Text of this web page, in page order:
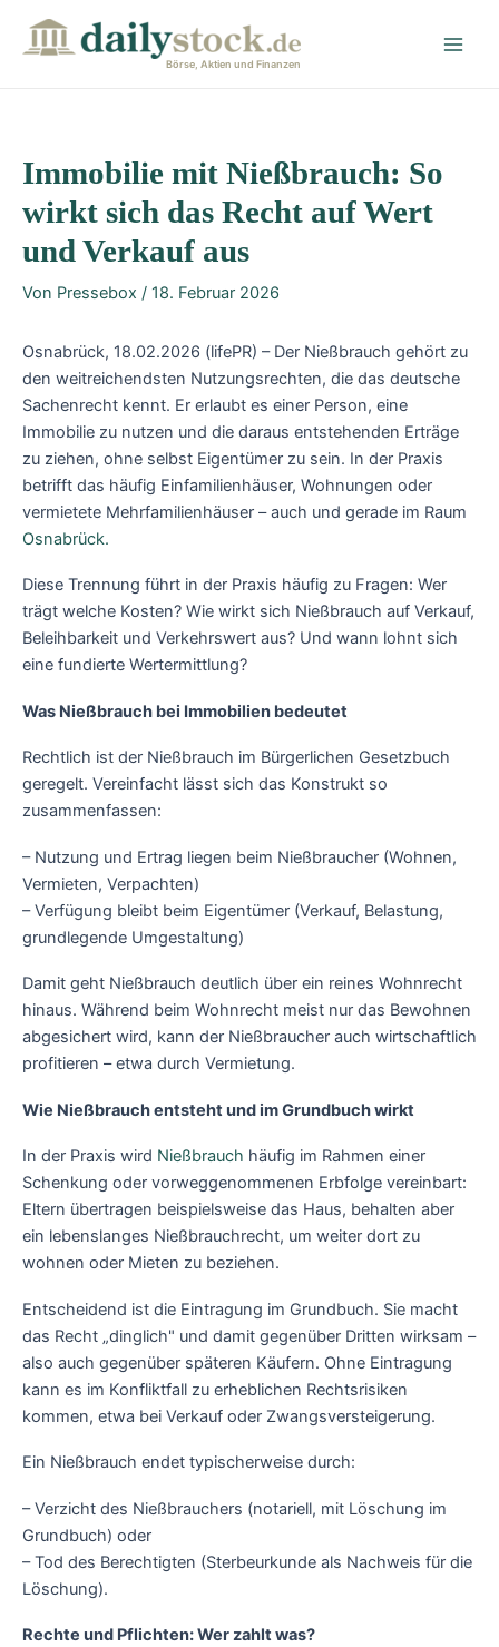
Börse, Aktien und Finanzen
Immobilie mit Nießbrauch: So
wirkt sich das Recht auf Wert
und Verkauf aus
Von Pressebox / 18. Februar 2026
Osnabrück, 18.02.2026 (lifePR) – Der Nießbrauch gehört zu
den weitreichendsten Nutzungsrechten, die das deutsche
Sachenrecht kennt. Er erlaubt es einer Person, eine
Immobilie zu nutzen und die daraus entstehenden Erträge
zu ziehen, ohne selbst Eigentümer zu sein. In der Praxis
betrifft das häufig Einfamilienhäuser, Wohnungen oder
vermietete Mehrfamilienhäuser – auch und gerade im Raum
Osnabrück.
Diese Trennung führt in der Praxis häufig zu Fragen: Wer
trägt welche Kosten? Wie wirkt sich Nießbrauch auf Verkauf,
Beleihbarkeit und Verkehrswert aus? Und wann lohnt sich
eine fundierte Wertermittlung?
Was Nießbrauch bei Immobilien bedeutet
Rechtlich ist der Nießbrauch im Bürgerlichen Gesetzbuch
geregelt. Vereinfacht lässt sich das Konstrukt so
zusammenfassen:
– Nutzung und Ertrag liegen beim Nießbraucher (Wohnen,
Vermieten, Verpachten)
– Verfügung bleibt beim Eigentümer (Verkauf, Belastung,
grundlegende Umgestaltung)
Damit geht Nießbrauch deutlich über ein reines Wohnrecht
hinaus. Während beim Wohnrecht meist nur das Bewohnen
abgesichert wird, kann der Nießbraucher auch wirtschaftlich
profitieren – etwa durch Vermietung.
Wie Nießbrauch entsteht und im Grundbuch wirkt
In der Praxis wird Nießbrauch häufig im Rahmen einer
Schenkung oder vorweggenommenen Erbfolge vereinbart:
Eltern übertragen beispielsweise das Haus, behalten aber
ein lebenslanges Nießbrauchrecht, um weiter dort zu
wohnen oder Mieten zu beziehen.
Entscheidend ist die Eintragung im Grundbuch. Sie macht
das Recht „dinglich" und damit gegenüber Dritten wirksam –
also auch gegenüber späteren Käufern. Ohne Eintragung
kann es im Konfliktfall zu erheblichen Rechtsrisiken
kommen, etwa bei Verkauf oder Zwangsversteigerung.
Ein Nießbrauch endet typischerweise durch:
– Verzicht des Nießbrauchers (notariell, mit Löschung im
Grundbuch) oder
– Tod des Berechtigten (Sterbeurkunde als Nachweis für die
Löschung).
Rechte und Pflichten: Wer zahlt was?